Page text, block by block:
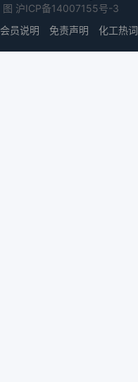
图 沪ICP备14007155号-3
会员说明 免责声明 化工热词